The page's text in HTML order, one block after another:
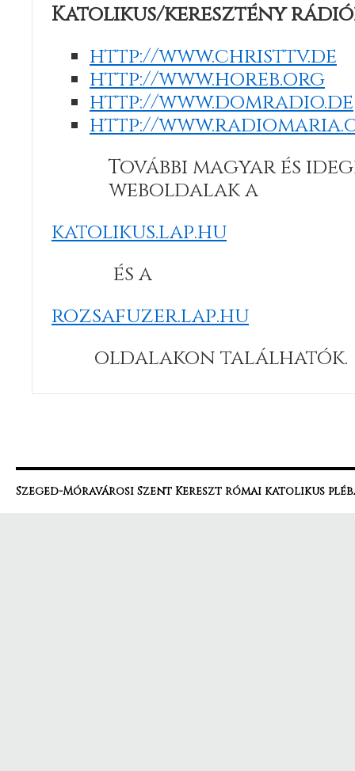
Katolikus/keresztény
http://www.christtv.de
http://www.horeb.org
http://www.domradio.de
http://
További magyar és
weboldalak a
katolikus.lap.hu
és a
rozsafuzer.lap.hu
oldalakon találhatók.
Szeged-Móravárosi Szent Kereszt római katolikus